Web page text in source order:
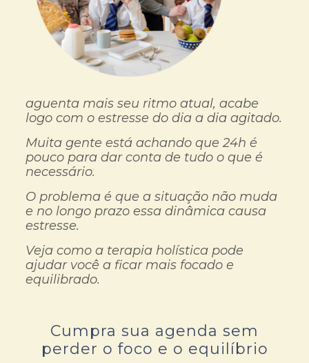
aguenta mais seu ritmo atual, acabe
logo com o estresse do dia a dia agitado.
Muita gente está achando que 24h é
pouco para dar conta de tudo o que é
necessário.
O problema é que a situação não muda
e no longo prazo essa dinâmica causa
estresse.
Veja como a terapia holística pode
ajudar você a ficar mais focado e
equilibrado.
Cumpra sua agenda sem
perder o foco e o equilíbrio